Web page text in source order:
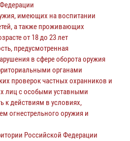
имеющих на воспитании
а также проживающих
от 18 до 23 лет
предусмотренная
в сфере оборота оружия
органами
проверок частных охранников и
лиц с особыми уставными
к действиям в условиях,
огнестрельного оружия и
Российской Федерации